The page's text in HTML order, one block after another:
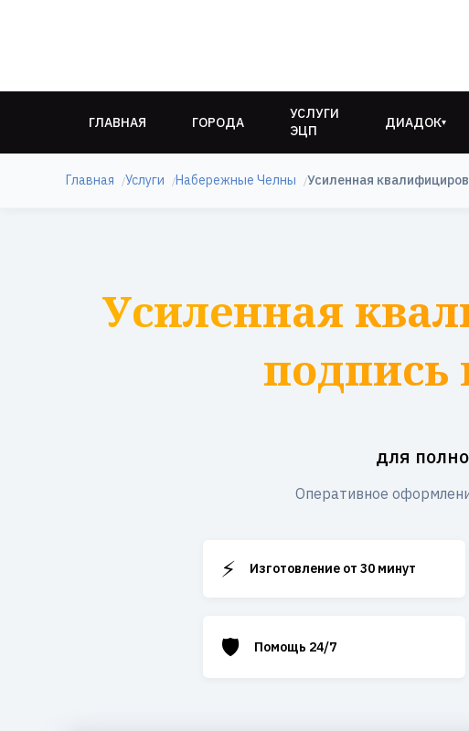
ГЛАВНАЯ ГОРОДА
УСЛУГИ
ЭЦП
ДИАДОК▾
Главная Услуги Набережные Челны Усиленная
Усиленная
для
Оперативное
⚡ Изготовление от 30 минут
🛡️ Помощь 24/7